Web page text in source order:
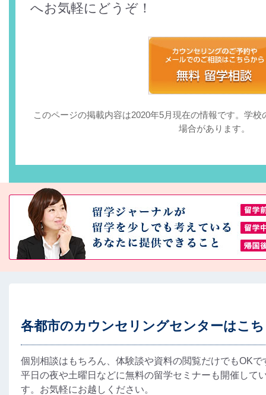
へお気軽にどうぞ！
このページの掲載内容は2020年5月現在の情報です。学
場合があります。
各都市のカウンセリングセンターはこ
個別相談はもちろん、体験談や資料の閲覧だけでもOKで
平日の夜や土曜日などに無料の留学セミナーも開催して
す。お気軽にお越しください。